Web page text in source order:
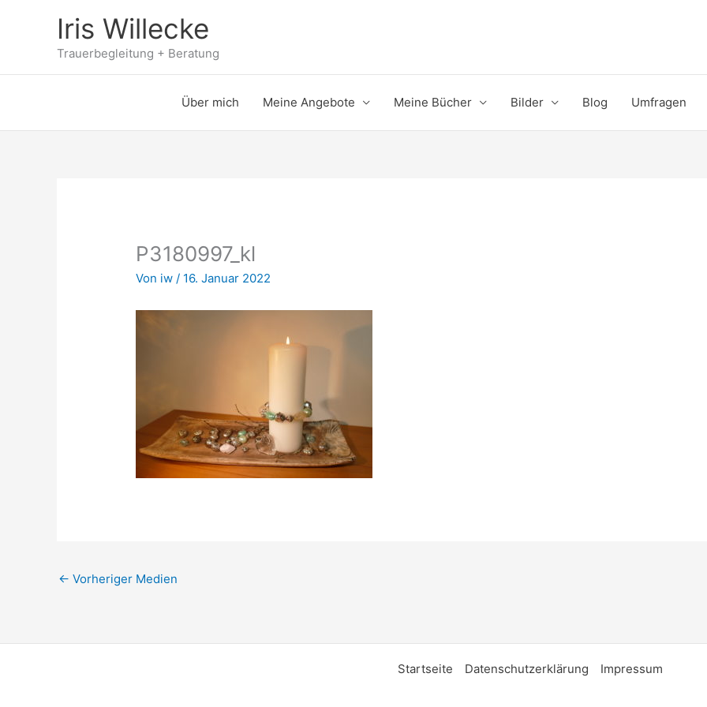
Iris Willecke
Trauerbegleitung + Beratung
Über mich Meine Angebote Meine Bücher Bilder Blog Umfragen
P3180997_kl
Von iw/ 16. Januar 2022
← Vorheriger Medien
Startseite Datenschutzerklärung Impressum